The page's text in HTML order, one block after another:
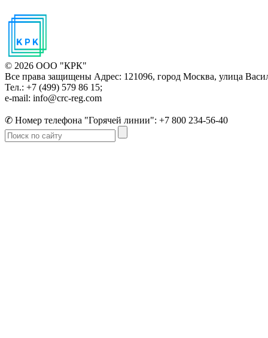
© 2026 ООО "КРК"
Все права защищены Адрес: 121096, город Москва, улица
Тел.: +7 (499) 579 86 15;
e-mail: info@crc-reg.com
✆ Номер телефона "Горячей линии": +7 800 234-56-40